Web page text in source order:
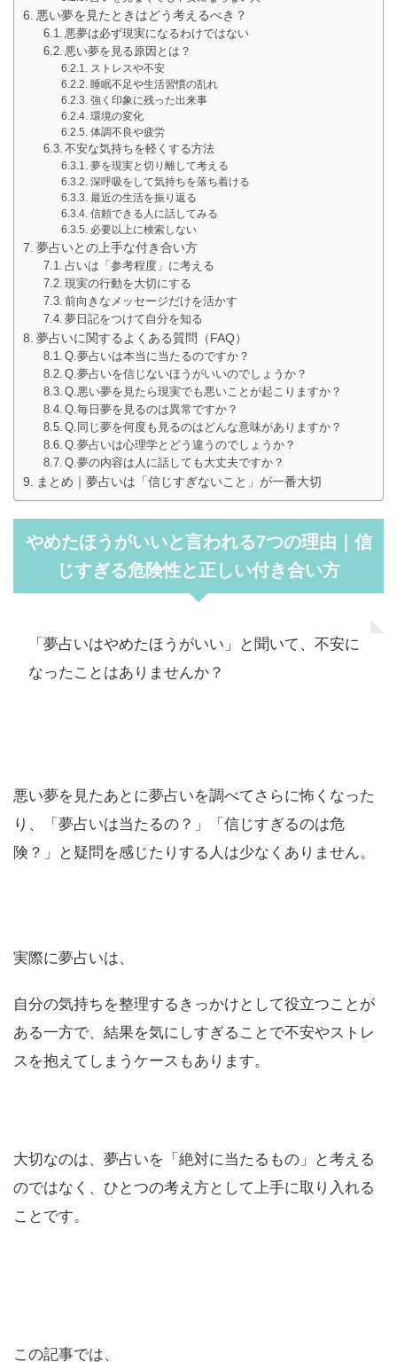
悪い夢を見たときはどう考えるべき？
悪夢は必ず現実になるわけではない
悪い夢を見る原因とは？
ストレスや不安
睡眠不足や生活習慣の乱れ
強く印象に残った出来事
環境の変化
体調不良や疲労
不安な気持ちを軽くする方法
夢を現実と切り離して考える
深呼吸をして気持ちを落ち着ける
最近の生活を振り返る
信頼できる人に話してみる
必要以上に検索しない
夢占いとの上手な付き合い方
占いは「参考程度」に考える
現実の行動を大切にする
前向きなメッセージだけを活かす
夢日記をつけて自分を知る
夢占いに関するよくある質問（FAQ）
Q.夢占いは本当に当たるのですか？
Q.夢占いを信じないほうがいいのでしょうか？
Q.悪い夢を見たら現実でも悪いことが起こりますか？
Q.毎日夢を見るのは異常ですか？
Q.同じ夢を何度も見るのはどんな意味がありますか？
Q.夢占いは心理学とどう違うのでしょうか？
Q.夢の内容は人に話しても大丈夫ですか？
まとめ｜夢占いは「信じすぎないこと」が一番大切
やめたほうがいいと言われる7つの理由｜信
じすぎる危険性と正しい付き合い方
「夢占いはやめたほうがいい」と聞いて、不安に
なったことはありませんか？
悪い夢を見たあとに夢占いを調べてさらに怖くなった
り、「夢占いは当たるの？」「信じすぎるのは危
険？」と疑問を感じたりする人は少なくありません。
実際に夢占いは、
自分の気持ちを整理するきっかけとして役立つことが
ある一方で、結果を気にしすぎることで不安やストレ
スを抱えてしまうケースもあります。
大切なのは、夢占いを「絶対に当たるもの」と考える
のではなく、ひとつの考え方として上手に取り入れる
ことです。
この記事では、